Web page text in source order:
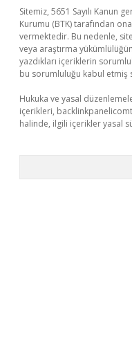
Sitemiz, 5651 Sayılı Kanun
Kurumu (BTK) tarafından
vermektedir. Bu nedenle,
veya araştırma
yazdıkları içeriklerin
bu sorumluluğu kabul etmiş
Hukuka ve yasal
içerikleri,
halinde, ilgili içerikler yasal